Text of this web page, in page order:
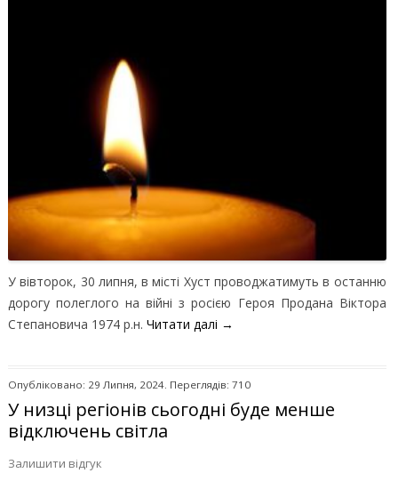
У вівторок, 30 липня, в місті Хуст проводжатимуть в останню
дорогу полеглого на війні з росією Героя Продана Віктора
Степановича 1974 р.н. Читати далі →
Опубліковано: 29 Липня, 2024. Переглядів: 710
У низці регіонів сьогодні буде менше
відключень світла
Залишити відгук